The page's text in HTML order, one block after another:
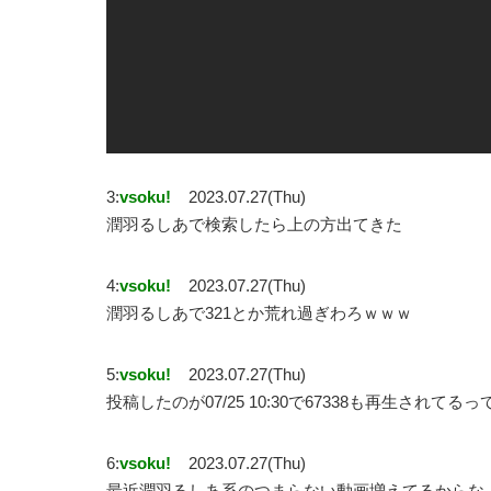
3:vsoku!
2023.07.27(Thu)
潤羽るしあで検索したら上の方出てきた
4:vsoku!
2023.07.27(Thu)
潤羽るしあで321とか荒れ過ぎわろｗｗｗ
5:vsoku!
2023.07.27(Thu)
投稿したのが07/25 10:30で67338も再生されてるっ
6:vsoku!
2023.07.27(Thu)